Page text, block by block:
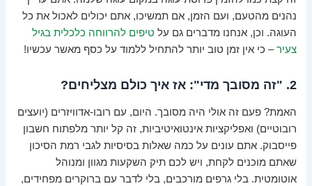
נהנים מהטעם, ועם הזמן, אם תמשיכו, אתם יכולים לאכול את כל
העוגה. וכן, אנחנו מדברים גם על טיפים להרווחה כלכלית בגיל
צעיר– כי אין זמן טוב יותר להתחיל ללמוד על כסף מאשר עכשיו!
2. "זה מסובך מדי": אז איך כולם מצליחים?
האמת? פעם זה אולי היה מסובך. היום, עם רובו-אדוויזרים (יועצים
רובוטיים) ואפליקציות אינטואיטיביות, זה קל יותר מלפתוח חשבון
פייסבוק. אתם עונים על כמה שאלות בסיסיות לגבי רמת הסיכון
שאתם מוכנים לקחת, ויש לכם תיק השקעות מגוון ומנוהל
אוטומטית. בלי גרפים מורכבים, בלי לדבר עם ברוקרים מפחידים,